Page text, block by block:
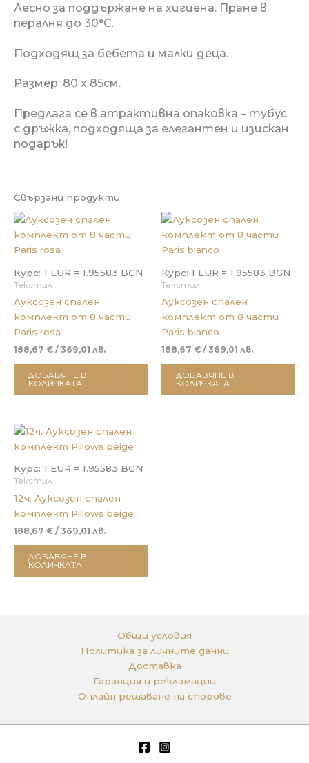
Лесно за поддържане на хигиена. Пране в
пералня до 30°C.
Подходящ за бебета и малки деца.
Размер: 80 х 85см.
Предлага се в атрактивна опаковка – тубус
с дръжка, подходяща за елегантен и изискан
подарък!
Свързани продукти
Курс: 1 EUR = 1.95583 BGN
Текстил
Луксозен спален
комплект от 8 части
Paris rosa
188,67 € / 369,01 лв.
ДОБАВЯНЕ В
КОЛИЧКАТА
Курс: 1 EUR = 1.95583 BGN
Текстил
Луксозен спален
комплект от 8 части
Paris bianco
188,67 € / 369,01 лв.
ДОБАВЯНЕ В
КОЛИЧКАТА
Курс: 1 EUR = 1.95583 BGN
Текстил
12ч. Луксозен спален
комплект Pillows beige
188,67 € / 369,01 лв.
ДОБАВЯНЕ В
КОЛИЧКАТА
Общи условия
Политика за личните данни
Доставка
Гаранция и рекламации
Онлайн решаване на спорове